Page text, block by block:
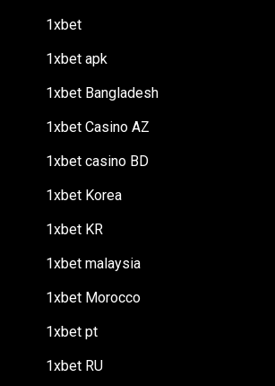
1xbet
1xbet apk
1xbet Bangladesh
1xbet Casino AZ
1xbet casino BD
1xbet Korea
1xbet KR
1xbet malaysia
1xbet Morocco
1xbet pt
1xbet RU